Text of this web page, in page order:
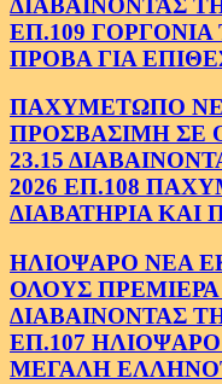
ΔΙΑΒΑΙΝΟΝΤΑΣ
ΕΠ.109
ΠΡΟΒΑ ΓΙΑ
ΠΑΧΥΜΕΤΩΠΟ
ΠΡΟΣΒΑΣΙΜΗ ΣΕ
23.15
2026 ΕΠ.108
ΔΙΑΒΑΤΗΡΙΑ ΚΑΙ
ΗΛΙΟΨΑΡΟ ΝΕΑ
ΟΛΟΥΣ ΠΡΕΜΙΕΡΑ
ΔΙΑΒΑΙΝΟΝΤΑΣ
ΕΠ.107
ΜΕΓΑΛΗ